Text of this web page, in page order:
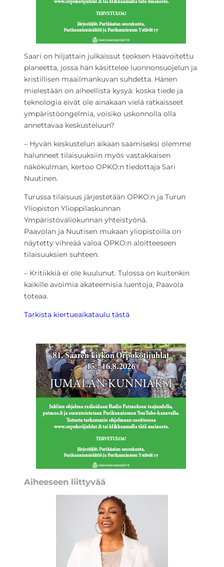
Saari on hiljattain julkaissut teoksen Haavoitettu
planeetta, jossa hän käsittelee luonnonsuojelun ja
kristillisen maailmankuvan suhdetta. Hänen
mielestään on aiheellista kysyä: koska tiede ja
teknologia eivät ole ainakaan vielä ratkaisseet
ympäristöongelmia, voisiko uskonnolla olla
annettavaa keskusteluun?
– Hyvän keskustelun aikaan saamiseksi olemme
halunneet tilaisuuksiin myös vastakkaisen
näkökulman, kertoo OPKO:n tiedottaja Sari
Nuutinen.
Turussa tilaisuus järjestetään OPKO:n ja Turun
Yliopiston Ylioppilaskunnan
Ympäristövaliokunnan yhteistyönä.
Paavolan ja Nuutisen mukaan yliopistoilla on
näytetty vihreää valoa OPKO:n aloitteeseen
tilaisuuksien suhteen.
– Kritiikkiä ei ole kuulunut. Tulossa on kuitenkin
kaikille avoimia akateemisia luentoja, Paavola
toteaa.
Tarkista kiertueaikataulu tästä
Aiheeseen liittyvää